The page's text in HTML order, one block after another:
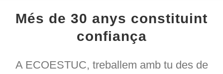
Més de 30 anys constituint
confiança
A ECOESTUC, treballem amb tu des de